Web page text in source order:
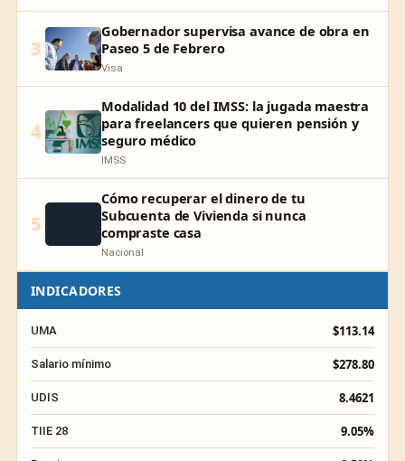
3
Gobernador supervisa avance de obra en
Paseo 5 de Febrero
Visa
4
Modalidad 10 del IMSS: la jugada maestra
para freelancers que quieren pensión y
seguro médico
IMSS
5
Cómo recuperar el dinero de tu
Subcuenta de Vivienda si nunca
compraste casa
Nacional
INDICADORES
UMA $113.14
Salario mínimo $278.80
UDIS 8.4621
TIIE 28 9.05%